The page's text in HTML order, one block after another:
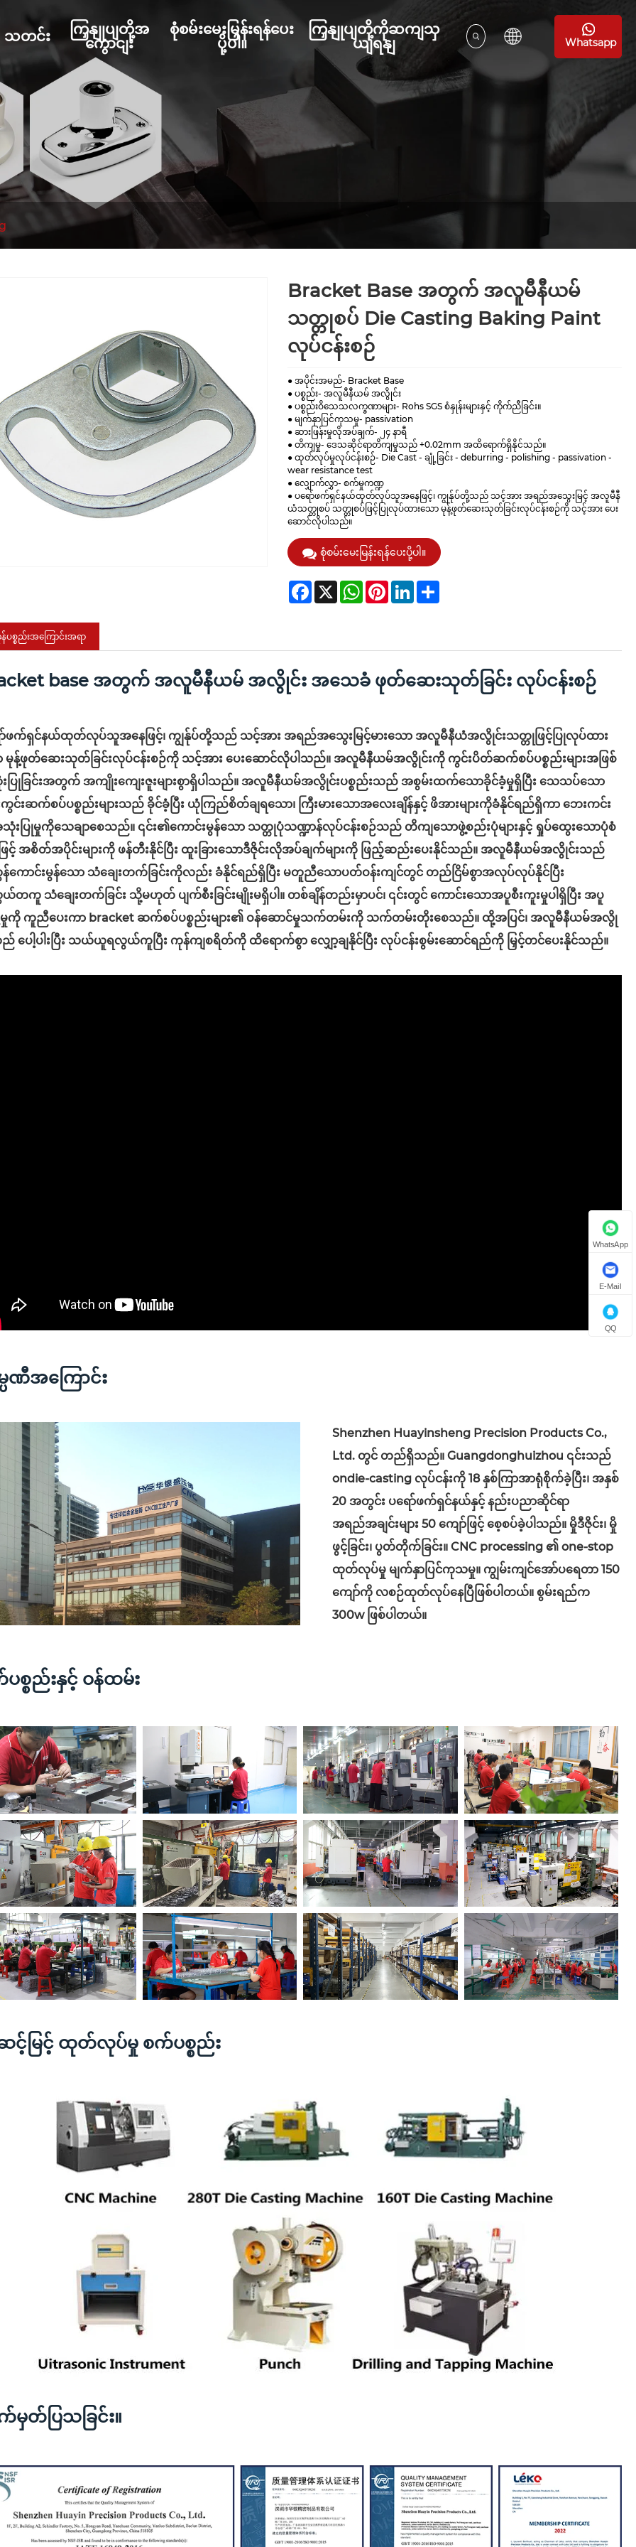
သတင်း
ကြှနျုပျတို့အ
ကွောငျး
စုံစမ်းမေးမြန်းရန်ပေး
ပို့ပါ။
ကြှနျုပျတို့ကိုဆကျသှ
ယျရနျ
Whatsapp
Bracket Base အတွက် အလူမီနီယမ်
သတ္တုစပ် Die Casting Baking Paint
လုပ်ငန်းစဉ်
● အပိုင်းအမည်- Bracket Base
● ပစ္စည်း- အလူမီနီယမ် အလွိုင်း
● ပစ္စည်းဝိသေသလက္ခဏာများ- Rohs SGS စံနှုန်းများနှင့် ကိုက်ညီခြင်း။
● မျက်နှာပြင်ကုသမှု- passivation
● ဆားဖြန်းမှုလိုအပ်ချက်- ၂၄ နာရီ
● တိကျမှု- ဒေသဆိုင်ရာတိကျမှုသည် +0.02mm အထိရောက်ရှိနိုင်သည်။
● ထုတ်လုပ်မှုလုပ်ငန်းစဉ်- Die Cast - ချုံ့ခြင်း - deburring - polishing - passivation -
wear resistance test
● လျှောက်လွှာ- စက်မှုကဏ္ဍ
● ပရော်ဖက်ရှင်နယ်ထုတ်လုပ်သူအနေဖြင့်၊ ကျွန်ုပ်တို့သည် သင့်အား အရည်အသွေးမြင့် အလူမီနီ
ယံသတ္တုစပ် သတ္တုစပ်ဖြင့်ပြုလုပ်ထားသော မုန့်ဖုတ်ဆေးသုတ်ခြင်းလုပ်ငန်းစဉ်ကို သင့်အား ပေး
ဆောင်လိုပါသည်။
စုံစမ်းမေးမြန်းရန်ပေးပို့ပါ။
Facebook
X WhatsAppPinterestLinkedInShare
ပစ္စည်းအကြောင်းအရာ
base အတွက် အလူမီနီယမ် အလွိုင်း အသေခံ ဖုတ်ဆေးသုတ်ခြင်း လုပ်ငန်းစဉ်
ာ်ဖက်ရှင်နယ်ထုတ်လုပ်သူအနေဖြင့်၊ ကျွန်ုပ်တို့သည် သင့်အား အရည်အသွေးမြင့်မားသော အလူမီနီယံအလွိုင်းသတ္တုဖြင့်ပြုလုပ်ထား
မုန့်ဖုတ်ဆေးသုတ်ခြင်းလုပ်ငန်းစဉ်ကို သင့်အား ပေးဆောင်လိုပါသည်။ အလူမီနီယမ်အလွိုင်းကို ကွင်းပိတ်ဆက်စပ်ပစ္စည်းများအဖြစ်
ပြုခြင်းအတွက် အကျိုးကျေးဇူးများစွာရှိပါသည်။ အလူမီနီယမ်အလွိုင်းပစ္စည်းသည် အစွမ်းထက်သောခိုင်ခံ့မှုရှိပြီး သေသပ်သော
င်းဆက်စပ်ပစ္စည်းများသည် ခိုင်ခံ့ပြီး ယုံကြည်စိတ်ချရသော၊ ကြီးမားသောအလေးချိန်နှင့် ဖိအားများကိုခံနိုင်ရည်ရှိကာ ဘေးကင်း
းပြုမှုကိုသေချာစေသည်။ ၎င်း၏ကောင်းမွန်သော သတ္တုပုံသဏ္ဍာန်လုပ်ငန်းစဉ်သည် တိကျသောဖွဲ့စည်းပုံများနှင့် ရှုပ်ထွေးသောပုံစံ
ဖြင့် အစိတ်အပိုင်းများကို ဖန်တီးနိုင်ပြီး ထူးခြားသောဒီဇိုင်းလိုအပ်ချက်များကို ဖြည့်ဆည်းပေးနိုင်သည်။ အလူမီနီယမ်အလွိုင်းသည်
ကောင်းမွန်သော သံချေးတက်ခြင်းကိုလည်း ခံနိုင်ရည်ရှိပြီး မတူညီသောပတ်ဝန်းကျင်တွင် တည်ငြိမ်စွာအလုပ်လုပ်နိုင်ပြီး
ကူ သံချေးတက်ခြင်း သို့မဟုတ် ပျက်စီးခြင်းမျိုးမရှိပါ။ တစ်ချိန်တည်းမှာပင်၊ ၎င်းတွင် ကောင်းသောအပူစီးကူးမှုပါရှိပြီး အပူ
မှုကို ကူညီပေးကာ bracket ဆက်စပ်ပစ္စည်းများ၏ ဝန်ဆောင်မှုသက်တမ်းကို သက်တမ်းတိုးစေသည်။ ထို့အပြင်၊ အလူမီနီယမ်အလွို
ပေါ့ပါးပြီး သယ်ယူရလွယ်ကူပြီး ကုန်ကျစရိတ်ကို ထိရောက်စွာ လျှော့ချနိုင်ပြီး လုပ်ငန်းစွမ်းဆောင်ရည်ကို မြှင့်တင်ပေးနိုင်သည်။
ဏီအကြောင်း
Shenzhen Huayinsheng Precision Products Co.,
Ltd. တွင် တည်ရှိသည်။ Guangdonghuizhou ၎င်းသည်
ondie-casting လုပ်ငန်းကို 18 နှစ်ကြာအာရုံစိုက်ခဲ့ပြီး၊ အနှစ်
20 အတွင်း ပရော်ဖက်ရှင်နယ်နှင့် နည်းပညာဆိုင်ရာ
အရည်အချင်းများ 50 ကျော်ဖြင့် စေ့စပ်ခဲ့ပါသည်။ မှိုဒီဇိုင်း၊ မှို
ဖွင့်ခြင်း၊ ပွတ်တိုက်ခြင်း။ CNC processing ၏ one-stop
ထုတ်လုပ်မှု မျက်နှာပြင်ကုသမှု။ ကျွမ်းကျင်အော်ပရေတာ 150
ကျော်ကို လစဉ်ထုတ်လုပ်နေပြီဖြစ်ပါတယ်။ စွမ်းရည်က
300w ဖြစ်ပါတယ်။
စ္စည်းနှင့် ဝန်ထမ်း
မြင့် ထုတ်လုပ်မှု စက်ပစ္စည်း
တ်ပြသခြင်း။
WhatsApp
E-Mail
QQ